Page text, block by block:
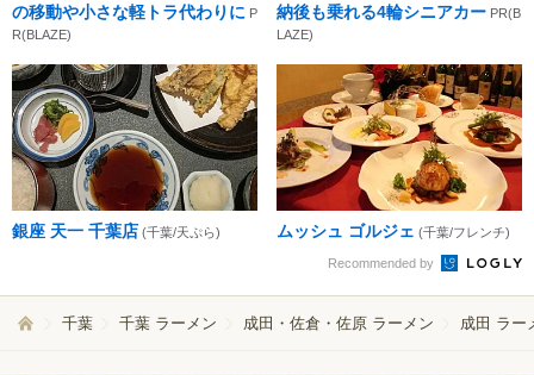
の移動や小さな軽トラ代わりに P
R(BLAZE)
納後も乗れる4輪シニアカー PR(B
LAZE)
銀座 天一 千葉店 (千葉/天ぷら) ムッシュ ゴルジェ (千葉/フレンチ)
Recommended by
千葉 千葉 ラーメン 成田・佐倉・佐原 ラーメン 成田 ラー